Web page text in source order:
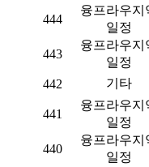
444
융프라우지
일정
443
융프라우지
일정
442 기타
441
융프라우지
일정
440
융프라우지
일정